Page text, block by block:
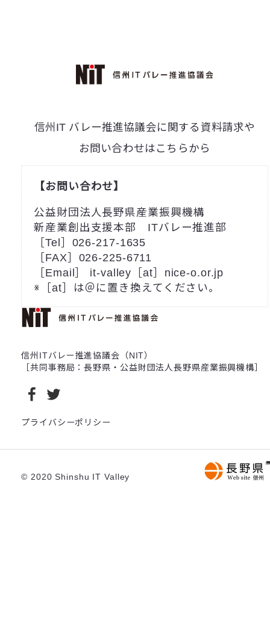
信州IT バレー推進協議会に関する資料請求や
お問い合わせはこちらから
【お問い合わせ】
公益財団法人長野県産業振興機構
新産業創出支援本部 ITバレー推進部
［Tel］026-217-1635
［FAX］026-225-6711
［Email］ it-valley［at］nice-o.or.jp
※［at］は＠に置き換えてください。
信州ITバレー推進協議会（NIT）
［共同事務局：長野県・公益財団法人長野県産業振興機構］
© 2020 Shinshu IT Valley